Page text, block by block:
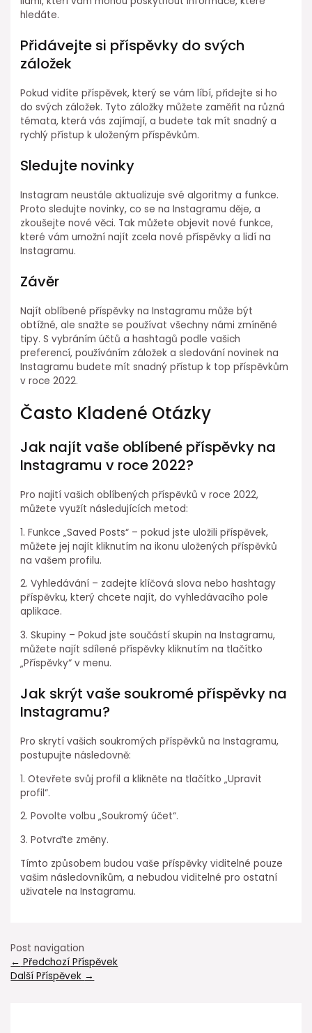
hledáte.
Přidávejte si příspěvky do svých
záložek
Pokud vidíte příspěvek, který se vám líbí, přidejte si ho
do svých záložek. Tyto záložky můžete zaměřit na různá
témata, která vás zajímají, a budete tak mít snadný a
rychlý přístup k uloženým příspěvkům.
Sledujte novinky
Instagram neustále aktualizuje své algoritmy a funkce.
Proto sledujte novinky, co se na Instagramu děje, a
zkoušejte nové věci. Tak můžete objevit nové funkce,
které vám umožní najít zcela nové příspěvky a lidí na
Instagramu.
Závěr
Najít oblíbené příspěvky na Instagramu může být
obtížné, ale snažte se používat všechny námi zmíněné
tipy. S vybráním účtů a hashtagů podle vašich
preferencí, používáním záložek a sledování novinek na
Instagramu budete mít snadný přístup k top příspěvkům
v roce 2022.
Často Kladené Otázky
Jak najít vaše oblíbené příspěvky na
Instagramu v roce 2022?
Pro najití vašich oblíbených příspěvků v roce 2022,
můžete využít následujících metod:
1. Funkce „Saved Posts“ – pokud jste uložili příspěvek,
můžete jej najít kliknutím na ikonu uložených příspěvků
na vašem profilu.
2. Vyhledávání – zadejte klíčová slova nebo hashtagy
příspěvku, který chcete najít, do vyhledávacího pole
aplikace.
3. Skupiny – Pokud jste součástí skupin na Instagramu,
můžete najít sdílené příspěvky kliknutím na tlačítko
„Příspěvky“ v menu.
Jak skrýt vaše soukromé příspěvky na
Instagramu?
Pro skrytí vašich soukromých příspěvků na Instagramu,
postupujte následovně:
1. Otevřete svůj profil a klikněte na tlačítko „Upravit
profil“.
2. Povolte volbu „Soukromý účet“.
3. Potvrďte změny.
Tímto způsobem budou vaše příspěvky viditelné pouze
vašim následovníkům, a nebudou viditelné pro ostatní
uživatele na Instagramu.
Post navigation
← Předchozí Příspěvek
Další Příspěvek →